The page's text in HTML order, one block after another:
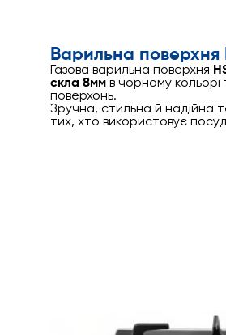
Варильна поверхня
Газова варильна поверхня
скла 8мм в чорному кольорі
поверхонь.
Зручна, стильна й надійна
тих, хто використовує